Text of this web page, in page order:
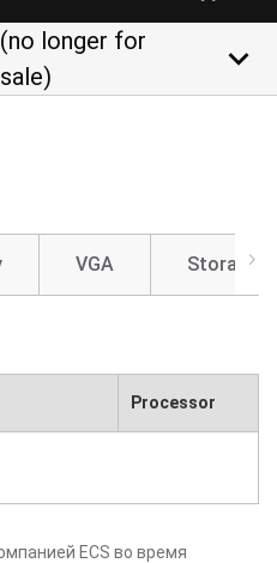
(no longer for
sale)
keyboard_arrow_down
VGA Storage
Processor
ECS во время